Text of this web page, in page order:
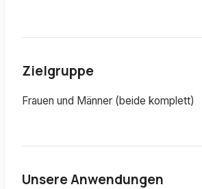
Zielgruppe
Frauen und Männer (beide komplett)
Unsere Anwendungen